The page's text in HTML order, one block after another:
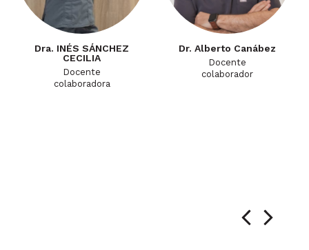
Dra. INÉS SÁNCHEZ
CECILIA
Docente
colaboradora
Dr. Alberto Canábez
Docente
colaborador